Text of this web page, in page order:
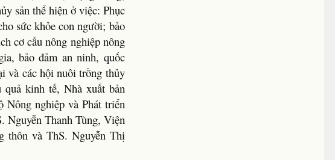
sản thể hiện ở việc: Phục
sức khỏe con người; bảo
cơ cấu nông nghiệp nông
bảo đảm an ninh, quốc
và các hội nuôi trồng thủy
kinh tế, Nhà xuất bản
nghiệp và Phát triển
Nguyễn Thanh Tùng, Viện
thôn và ThS. Nguyễn Thị